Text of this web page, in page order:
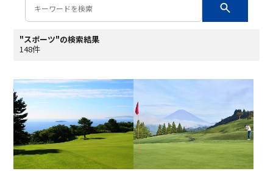
"スポーツ"の検索結果
148件